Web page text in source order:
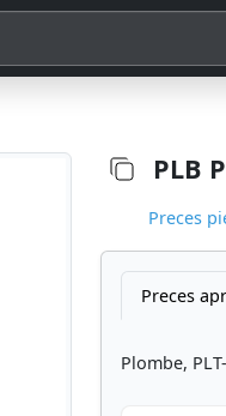
PLB
Preces
Preces
Plombe,